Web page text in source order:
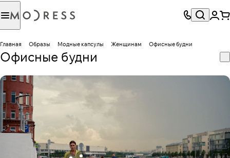
Главная Образы Модные капсулы Женщинам Офисные будни
Офисные будни